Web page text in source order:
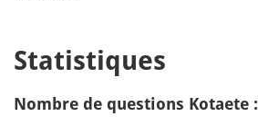
Statistiques
Nombre de questions Kotaete :